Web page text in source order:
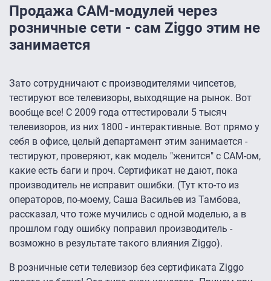
Продажа САМ-модулей через
розничные сети - сам Ziggo этим не
занимается
Зато сотрудничают с производителями чипсетов,
тестируют все телевизоры, выходящие на рынок. Вот
вообще все! С 2009 года оттестировали 5 тысяч
телевизоров, из них 1800 - интерактивные. Вот прямо у
себя в офисе, целый департамент этим занимается -
тестируют, проверяют, как модель "женится" с САМ-ом,
какие есть баги и проч. Сертификат не дают, пока
производитель не исправит ошибки. (Тут кто-то из
операторов, по-моему, Саша Васильев из Тамбова,
рассказал, что тоже мучились с одной моделью, а в
прошлом году ошибку поправил производитель -
возможно в результате такого влияния Ziggo).
В розничные сети телевизор без сертификата Ziggo